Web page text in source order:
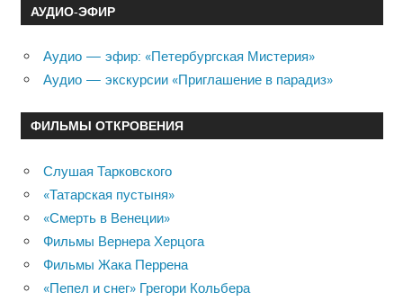
АУДИО-ЭФИР
Аудио — эфир: «Петербургская Мистерия»
Аудио — экскурсии «Приглашение в парадиз»
ФИЛЬМЫ ОТКРОВЕНИЯ
Слушая Тарковского
«Татарская пустыня»
«Смерть в Венеции»
Фильмы Вернера Херцога
Фильмы Жака Перрена
«Пепел и снег» Грегори Кольбера